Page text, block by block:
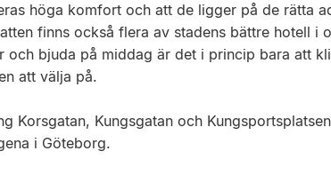
höga komfort och att de ligger på de rätta
finns också flera av stadens bättre hotell i
och bjuda på middag är det i princip bara att
att välja på.
Korsgatan, Kungsgatan och
i Göteborg.